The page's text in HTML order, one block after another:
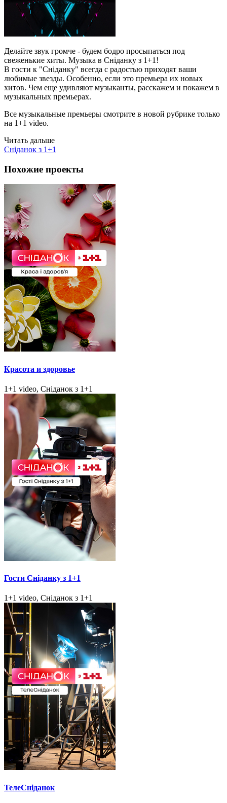
Делайте звук громче - будем бодро просыпаться под
свеженькие хиты. Музыка в Сніданку з 1+1!
В гости к "Сніданку" всегда с радостью приходят ваши
любимые звезды. Особенно, если это премьера их новых
хитов. Чем еще удивляют музыканты, расскажем и покажем в
музыкальных премьерах.
Все музыкальные премьеры смотрите в новой рубрике только
на 1+1 video.
Читать дальше
Сніданок з 1+1
Похожие проекты
Красота и здоровье
1+1 video, Сніданок з 1+1
Гости Сніданку з 1+1
1+1 video, Сніданок з 1+1
ТелеСніданок